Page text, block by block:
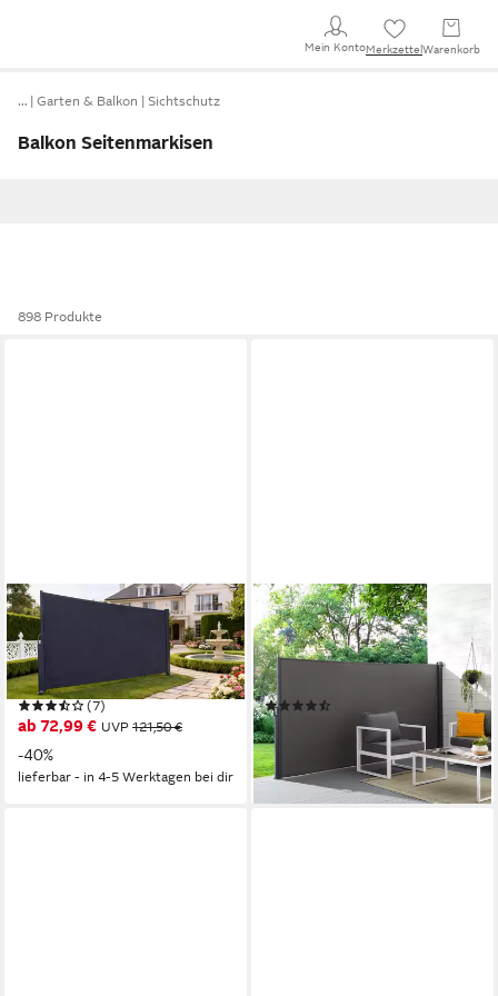
Mein KontoMerkzettel Warenkorb
… Garten & Balkon Sichtschutz
Balkon Seitenmarkisen
898 Produkte
KONIFERA
Seitenmarkise Sitges
wetterfest + Privatsphäre +
Schutz gegen Wind & Sonne
(7)
ab 72,99 € UVP 121,50 €
-40%
lieferbar - in 4-5 Werktagen bei dir
KONIFERA
Seitenmarkise Cadaqués Line
wetterfest + Privatsphäre +
Schutz gegen Wind & Sonne
ab 51,99 € UVP79,50 €
-35%
lieferbar in 8 Wochen